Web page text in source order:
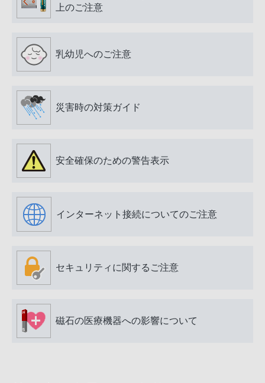
上のご注意
乳幼児へのご注意
災害時の対策ガイド
安全確保のための警告表示
インターネット接続についてのご注意
セキュリティに関するご注意
磁石の医療機器への影響について